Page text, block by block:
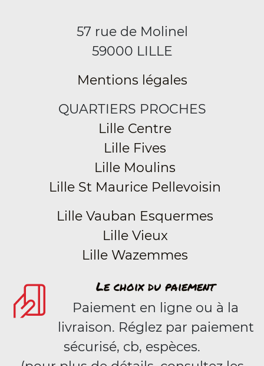
57 rue de Molinel
59000 LILLE
Mentions légales
QUARTIERS PROCHES
Lille Centre
Lille Fives
Lille Moulins
Lille St Maurice Pellevoisin
Lille Vauban Esquermes
Lille Vieux
Lille Wazemmes
Le choix du paiement
Paiement en ligne ou à la
livraison. Réglez par paiement
sécurisé, cb, espèces.